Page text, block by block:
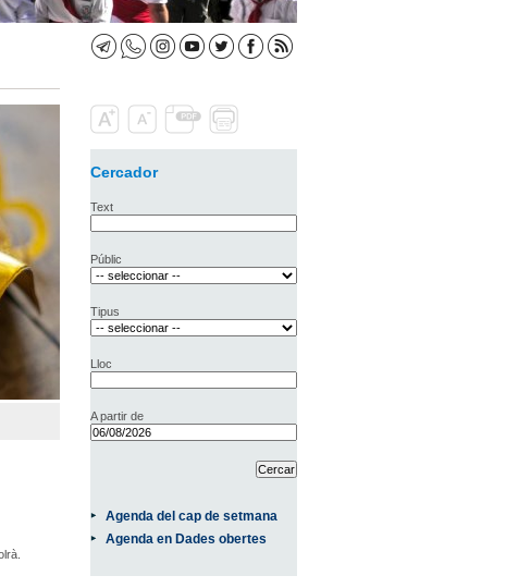
Cercador
Text
Públic
Tipus
Lloc
A partir de
Agenda del cap de setmana
Agenda en Dades obertes